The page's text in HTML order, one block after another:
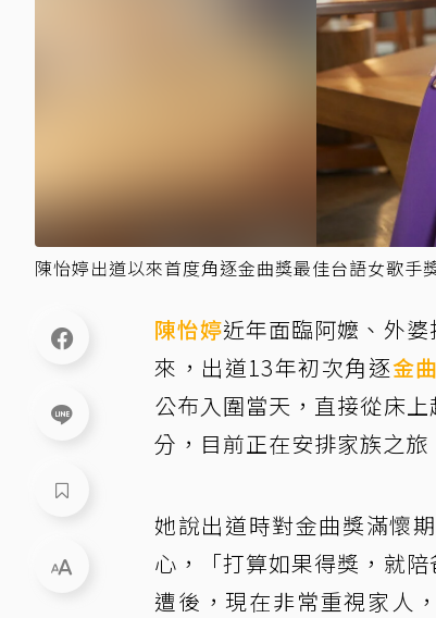
陳怡婷出道以來首度角逐金曲獎最佳台語女歌手
陳怡婷近年面臨阿嬤、外
來，出道13年初次角逐金
公布入圍當天，直接從床
分，目前正在安排家族之
她說出道時對金曲獎滿懷
心，「打算如果得獎，就
遭後，現在非常重視家人